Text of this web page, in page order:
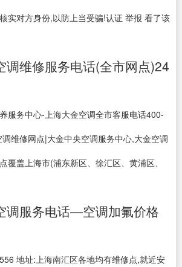
实对方身份,以防上当受骗!认证 举报 看了该
调维修服务电话(全市网点)24
服务中心-上海大金空调全市客服电话400-
维修网点|大金中央空调服务中心,大金空调
覆盖上海市(浦东新区、徐汇区、黄浦区、
调服务电话—空调加氟价格
地址:上海南汇区各地均有维修点,就近安